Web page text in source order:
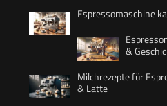
Espressomaschine
&
Milchrezepte für
& Latte